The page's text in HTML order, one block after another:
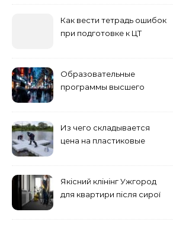
Как вести тетрадь ошибок
при подготовке к ЦТ
Образовательные
программы высшего
Из чего складывается
цена на пластиковые
Якісний клінінг Ужгород
для квартири після сирої